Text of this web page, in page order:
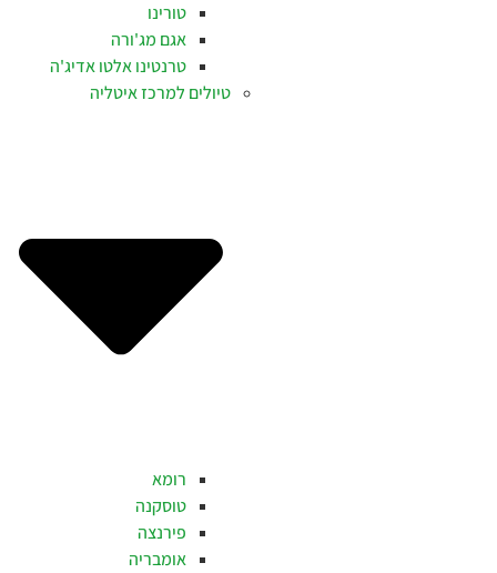
טורינו
אגם מג'ורה
טרנטינו אלטו אדיג'ה
טיולים למרכז איטליה
רומא
טוסקנה
פירנצה
אומבריה